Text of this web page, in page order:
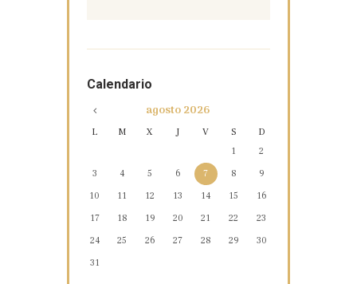
Calendario
agosto2026
L M X J V S
D
1
2
3
4 5 6 7 8
9
10
11 12 13 14 15
16
17
18 19 20 21 22
23
24
25 26 27 28 29
30
31